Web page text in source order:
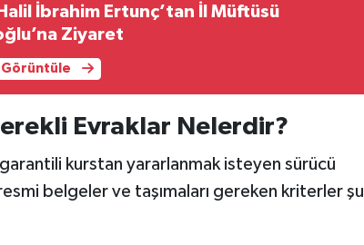
İbrahim Ertunç’tan İl Müftüsü
Ziyaret
Görüntüle
Evraklar Nelerdir?
kurstan yararlanmak isteyen sürücü
resmi belgeler ve taşımaları gereken kriterler şu